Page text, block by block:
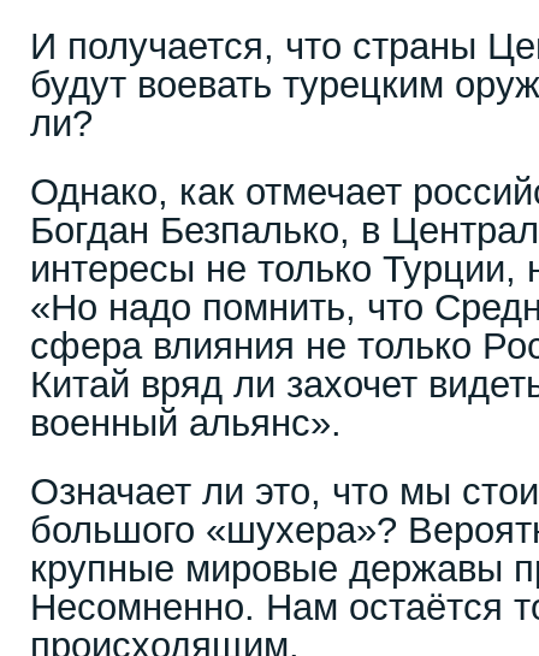
И получается, что страны
будут воевать турецким
ли?
Однако, как отмечает
Богдан Безпалько, в
интересы не только Турции,
«Но надо помнить, что
сфера влияния не только
Китай вряд ли захочет
военный альянс».
Означает ли это, что мы
большого «шухера»?
крупные мировые державы
Несомненно. Нам остаётся
происходящим.